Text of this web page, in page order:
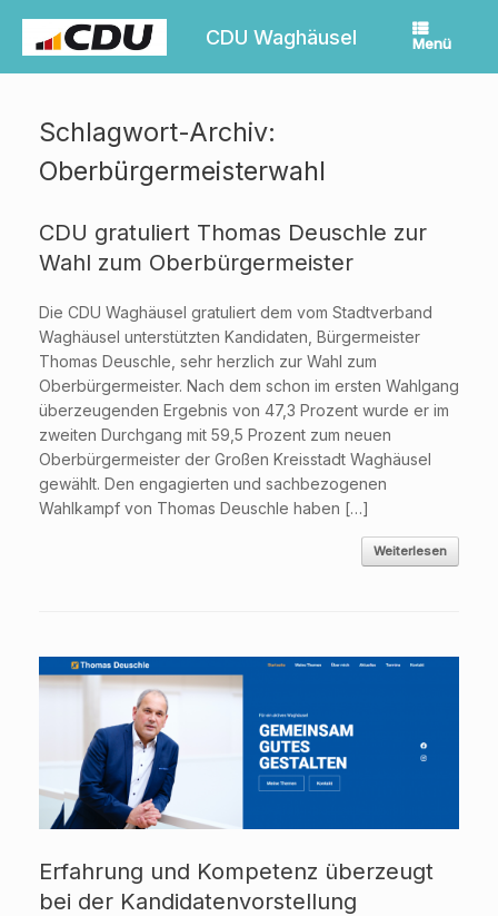
springen
CDU Waghäusel Menü
Schlagwort-Archiv:
Oberbürgermeisterwahl
CDU gratuliert Thomas Deuschle zur
Wahl zum Oberbürgermeister
Die CDU Waghäusel gratuliert dem vom Stadtverband
Waghäusel unterstützten Kandidaten, Bürgermeister
Thomas Deuschle, sehr herzlich zur Wahl zum
Oberbürgermeister. Nach dem schon im ersten Wahlgang
überzeugenden Ergebnis von 47,3 Prozent wurde er im
zweiten Durchgang mit 59,5 Prozent zum neuen
Oberbürgermeister der Großen Kreisstadt Waghäusel
gewählt. Den engagierten und sachbezogenen
Wahlkampf von Thomas Deuschle haben […]
Weiterlesen
Erfahrung und Kompetenz überzeugt
bei der Kandidatenvorstellung